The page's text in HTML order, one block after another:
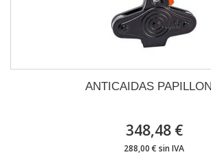
ANTICAIDAS
348,48 €
288,00 € sin IVA